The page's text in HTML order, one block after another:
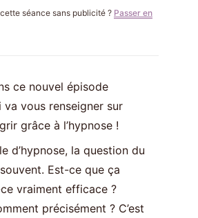
séance sans publicité ? Passer en
ce nouvel épisode
vous renseigner sur
grâce à l’hypnose !
d’hypnose, la question du
Est-ce que ça
vraiment efficace ?
précisément ? C’est